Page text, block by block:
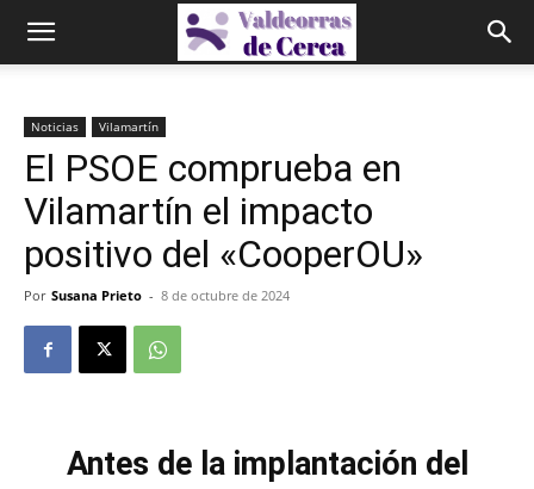
Noticias Vilamartín
El PSOE comprueba en
Vilamartín el impacto
positivo del «CooperOU»
Por Susana Prieto - 8 de octubre de 2024
Antes de la implantación del